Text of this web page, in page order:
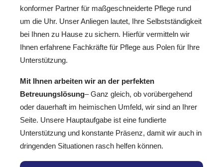
konformer Partner für maßgeschneiderte Pflege rund
um die Uhr. Unser Anliegen lautet, Ihre Selbstständigkeit
bei Ihnen zu Hause zu sichern. Hierfür vermitteln wir
Ihnen erfahrene Fachkräfte für Pflege aus Polen für Ihre
Unterstützung.
Mit Ihnen arbeiten wir an der perfekten
Betreuungslösung– Ganz gleich, ob vorübergehend
oder dauerhaft im heimischen Umfeld, wir sind an Ihrer
Seite. Unsere Hauptaufgabe ist eine fundierte
Unterstützung und konstante Präsenz, damit wir auch in
dringenden Situationen rasch helfen können.